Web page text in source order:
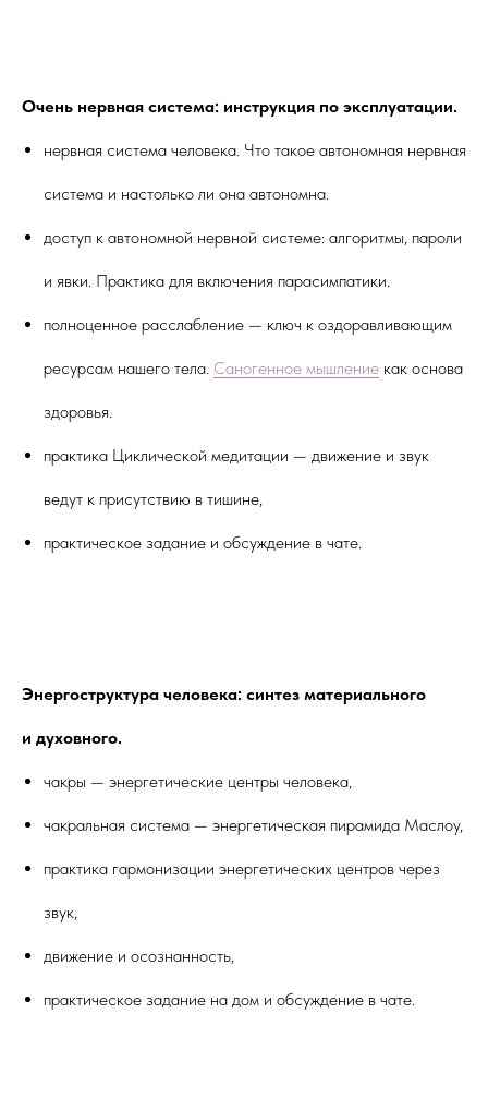
Очень нервная система: инструкция по эксплуатации.
нервная система человека. Что такое автономная нервная
система и настолько ли она автономна.
доступ к автономной нервной системе: алгоритмы, пароли
и явки. Практика для включения парасимпатики.
полноценное расслабление — ключ к оздоравливающим
ресурсам нашего тела. Саногенное мышление как основа
здоровья.
практика Циклической медитации — движение и звук
ведут к присутствию в тишине,
практическое задание и обсуждение в чате.
Энергоструктура человека: синтез материального
и духовного.
чакры — энергетические центры человека,
чакральная система — энергетическая пирамида Маслоу,
практика гармонизации энергетических центров через
звук,
движение и осознанность,
практическое задание на дом и обсуждение в чате.